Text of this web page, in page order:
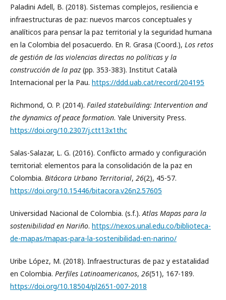
Paladini Adell, B. (2018). Sistemas complejos, resiliencia e
infraestructuras de paz: nuevos marcos conceptuales y
analíticos para pensar la paz territorial y la seguridad humana
en la Colombia del posacuerdo. En R. Grasa (Coord.), Los retos
de gestión de las violencias directas no políticas y la
construcción de la paz (pp. 353-383). Institut Català
Internacional per la Pau. https://ddd.uab.cat/record/204195
Richmond, O. P. (2014). Failed statebuilding: Intervention and
the dynamics of peace formation. Yale University Press.
https://doi.org/10.2307/j.ctt13x1thc
Salas-Salazar, L. G. (2016). Conflicto armado y configuración
territorial: elementos para la consolidación de la paz en
Colombia. Bitácora Urbano Territorial, 26(2), 45-57.
https://doi.org/10.15446/bitacora.v26n2.57605
Universidad Nacional de Colombia. (s.f.).Atlas Mapas para la
sostenibilidad en Nariño. https://nexos.unal.edu.co/biblioteca-
de-mapas/mapas-para-la-sostenibilidad-en-narino/
Uribe López, M. (2018). Infraestructuras de paz y estatalidad
en Colombia. Perfiles Latinoamericanos, 26(51), 167-189.
https://doi.org/10.18504/pl2651-007-2018